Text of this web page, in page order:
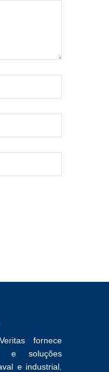
fornece
e soluções
e industrial.